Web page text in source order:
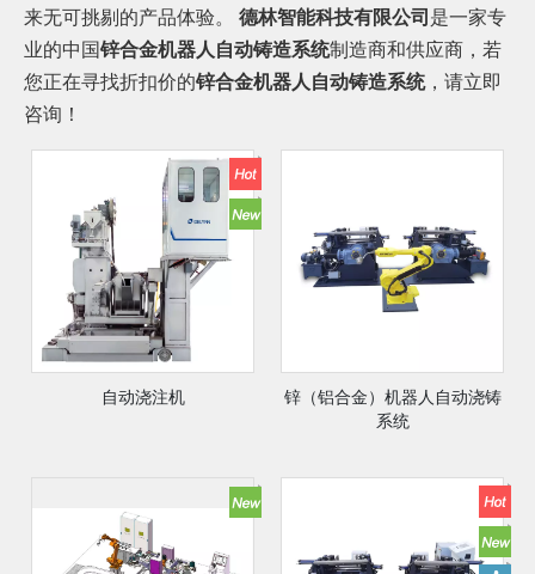
来无可挑剔的产品体验。 德林智能科技有限公司是一家专
业的中国锌合金机器人自动铸造系统制造商和供应商，若
您正在寻找折扣价的锌合金机器人自动铸造系统，请立即
咨询！
自动浇注机
锌（铝合金）机器人自动浇铸
系统